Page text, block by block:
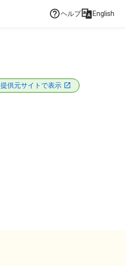
ヘルプ English
提供元サイトで表示